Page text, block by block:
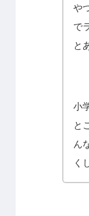
や
で
と
小
と
ん
く